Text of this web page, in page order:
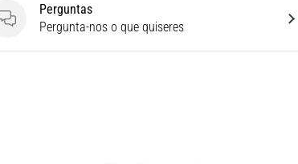
Perguntas
Perguntas
Pergunta-nos o que quiseres